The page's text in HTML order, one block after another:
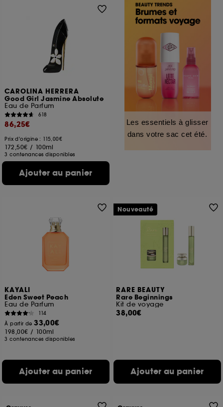
CAROLINA HERRERA
Good Girl Jasmine Absolute
Eau de Parfum
618
86,25€
Prix d'origine : 115,00€
172,50€ / 100ml
3 contenances disponibles
Ajouter au panier
Les essentiels à glisser
dans votre sac cet été.
KAYALI
Eden Sweet Peach
Eau de Parfum
114
À partir de33,00€
198,00€ / 100ml
3 contenances disponibles
Ajouter au panier
RARE BEAUTY
Rare Beginnings
Kit de voyage
38,00€
Ajouter au panier
Nouveauté